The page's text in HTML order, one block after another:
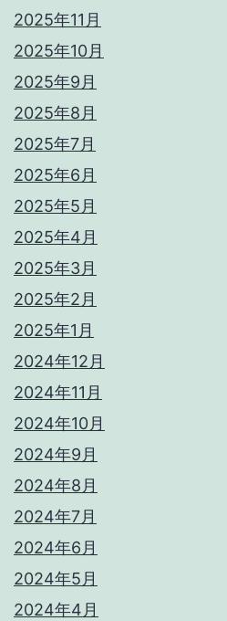
2025年11月
2025年10月
2025年9月
2025年8月
2025年7月
2025年6月
2025年5月
2025年4月
2025年3月
2025年2月
2025年1月
2024年12月
2024年11月
2024年10月
2024年9月
2024年8月
2024年7月
2024年6月
2024年5月
2024年4月